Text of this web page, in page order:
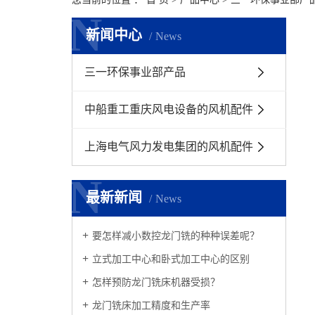
新闻中心 News
N
N
三一环保事业部产品
中船重工重庆风电设备的风机配件
上海电气风力发电集团的风机配件
最新新闻 News
N
N
要怎样减小数控龙门铣的种种误差呢？
立式加工中心和卧式加工中心的区别
怎样预防龙门铣床机器受损？
龙门铣床加工精度和生产率